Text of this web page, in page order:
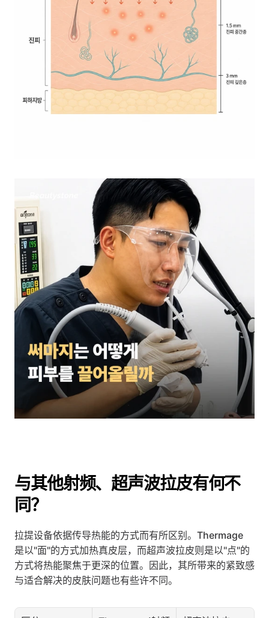
与其他射频、超声波拉皮有何不
同？
拉提设备依据传导热能的方式而有所区别。Thermage
是以"面"的方式加热真皮层，而超声波拉皮则是以"点"的
方式将热能聚焦于更深的位置。因此，其所带来的紧致感
与适合解决的皮肤问题也有些许不同。